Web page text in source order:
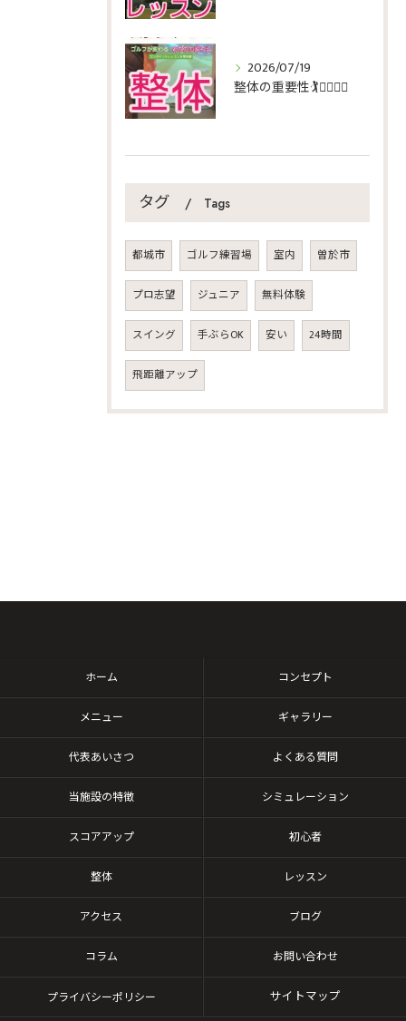
2026/07/19
整体の重要性🏌️🏌️‍♀️🏌️‍♂️
タグ Tags
都城市 ゴルフ練習場 室内 曽於市
プロ志望 ジュニア 無料体験
スイング 手ぶらOK 安い 24時間
飛距離アップ
ホーム コンセプト
メニュー ギャラリー
代表あいさつ よくある質問
当施設の特徴 シミュレーション
スコアアップ 初心者
整体 レッスン
アクセス ブログ
コラム お問い合わせ
プライバシーポリシー サイトマップ